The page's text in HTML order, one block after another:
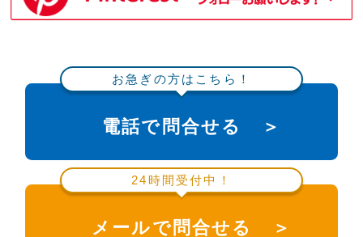
お急ぎの方はこちら！
電話で問合せる ＞
24時間受付中！
メールで問合せる ＞